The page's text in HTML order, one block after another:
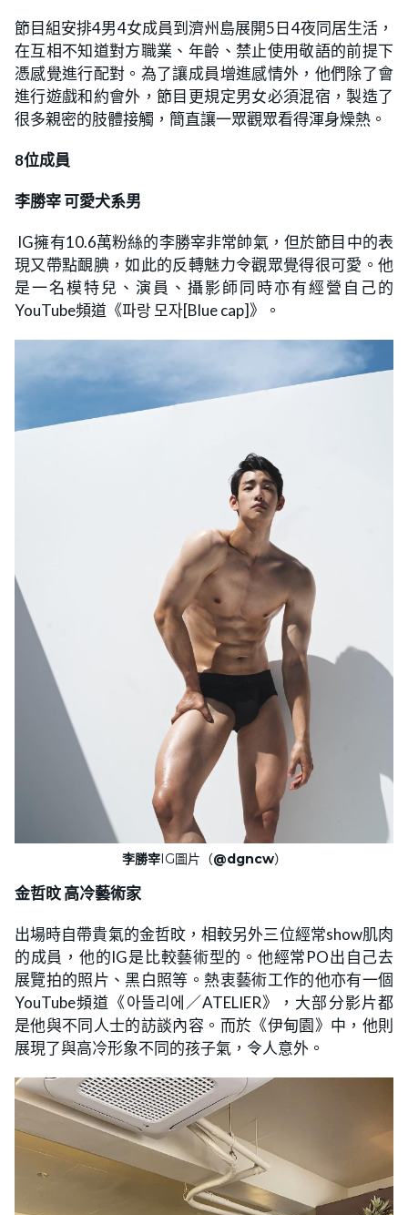
節目組安排4男4女成員到濟州島展開5日4夜同居生活，
在互相不知道對方職業、年齡、禁止使用敬語的前提下
憑感覺進行配對。為了讓成員增進感情外，他們除了會
進行遊戲和約會外，節目更規定男女必須混宿，製造了
很多親密的肢體接觸，簡直讓一眾觀眾看得渾身燥熱。
8位成員
李勝宰 可愛犬系男
IG擁有10.6萬粉絲的李勝宰非常帥氣，但於節目中的表
現又帶點靦腆，如此的反轉魅力令觀眾覺得很可愛。他
是一名模特兒、演員、攝影師同時亦有經營自己的
YouTube頻道《파랑 모자[Blue cap]》。
李勝宰IG圖片（@dgncw）
金哲旼 高冷藝術家
出場時自帶貴氣的金哲旼，相較另外三位經常show肌肉
的成員，他的IG是比較藝術型的。他經常PO出自己去
展覽拍的照片、黑白照等。熱衷藝術工作的他亦有一個
YouTube頻道《아뜰리에／ATELIER》，大部分影片都
是他與不同人士的訪談內容。而於《伊甸園》中，他則
展現了與高冷形象不同的孩子氣，令人意外。